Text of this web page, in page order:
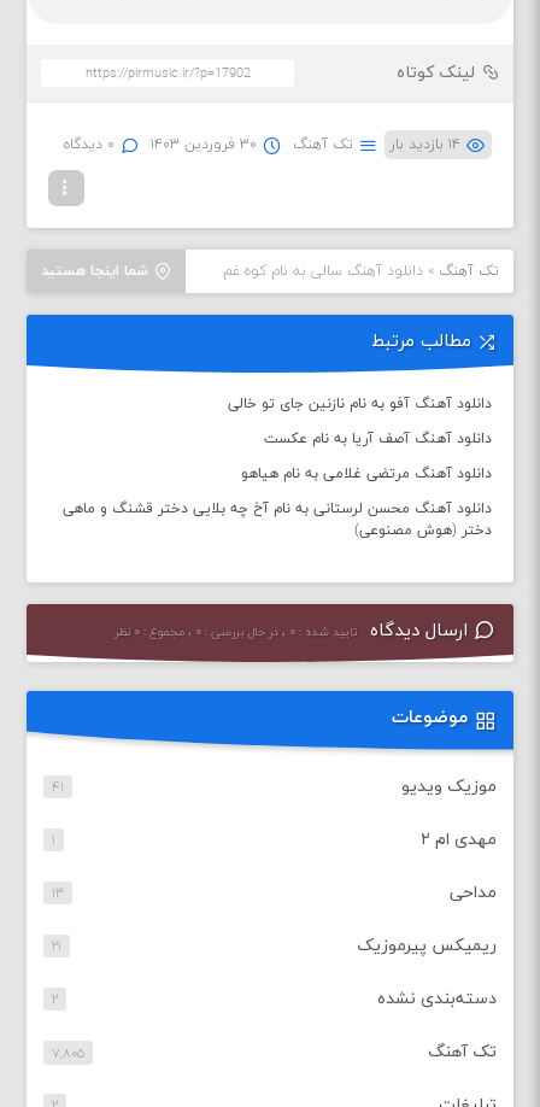
لینک کوتاه
۱۴ بازدید بار تک آهنگ ۳۰ فروردین ۱۴۰۳ ۰ دیدگاه
شما اینجا هستید تک آهنگ »دانلود آهنگ سالی به نام کوه غم
مطالب مرتبط
دانلود آهنگ آفو به نام نازنین جای تو خالی
دانلود آهنگ آصف آریا به نام عکست
دانلود آهنگ مرتضی غلامی به نام هیاهو
دانلود آهنگ محسن لرستانی به نام آخ چه بلایی دختر قشنگ و ماهی
دختر (هوش مصنوعی)
ارسال دیدگاه تایید شده : ۰ ، در حال بررسی : ۰ ، مجموع : ۰ نظر
موضوعات
موزیک ویدیو ۴۱
مهدی ام ۲ ۱
مداحی ۱۳
ریمیکس پیرموزیک ۲۱
دسته‌بندی نشده ۲
تک آهنگ ۷,۸۰۵